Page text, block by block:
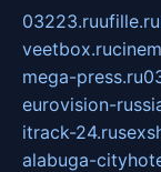
03223.ruufille.ru
veetbox.ru
mega-press.ru
eurovision-
itrack-24.ru
alabuga-